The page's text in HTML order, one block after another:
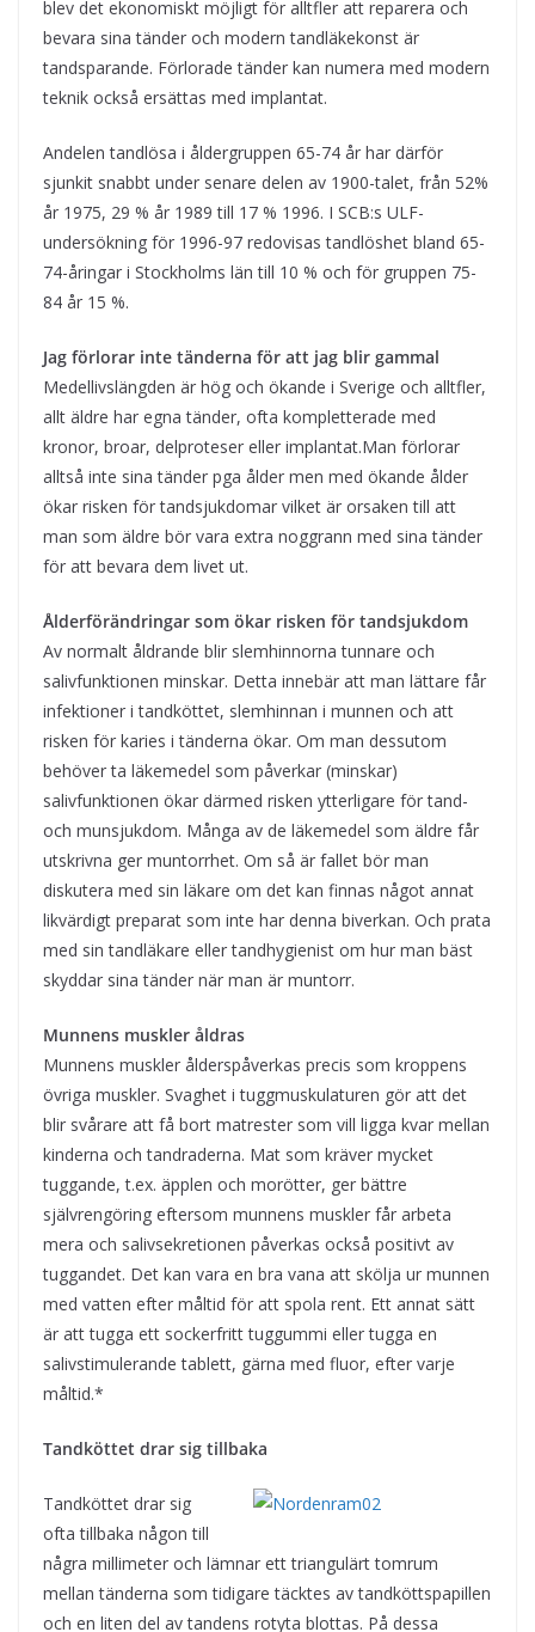
blev det ekonomiskt möjligt för alltfler att reparera och
bevara sina tänder och modern tandläkekonst är
tandsparande. Förlorade tänder kan numera med modern
teknik också ersättas med implantat.
Andelen tandlösa i åldergruppen 65-74 år har därför
sjunkit snabbt under senare delen av 1900-talet, från 52%
år 1975, 29 % år 1989 till 17 % 1996. I SCB:s ULF-
undersökning för 1996-97 redovisas tandlöshet bland 65-
74-åringar i Stockholms län till 10 % och för gruppen 75-
84 år 15 %.
Jag förlorar inte tänderna för att jag blir gammal
Medellivslängden är hög och ökande i Sverige och alltfler,
allt äldre har egna tänder, ofta kompletterade med
kronor, broar, delproteser eller implantat.Man förlorar
alltså inte sina tänder pga ålder men med ökande ålder
ökar risken för tandsjukdomar vilket är orsaken till att
man som äldre bör vara extra noggrann med sina tänder
för att bevara dem livet ut.
Ålderförändringar som ökar risken för tandsjukdom
Av normalt åldrande blir slemhinnorna tunnare och
salivfunktionen minskar. Detta innebär att man lättare får
infektioner i tandköttet, slemhinnan i munnen och att
risken för karies i tänderna ökar. Om man dessutom
behöver ta läkemedel som påverkar (minskar)
salivfunktionen ökar därmed risken ytterligare för tand-
och munsjukdom. Många av de läkemedel som äldre får
utskrivna ger muntorrhet. Om så är fallet bör man
diskutera med sin läkare om det kan finnas något annat
likvärdigt preparat som inte har denna biverkan. Och prata
med sin tandläkare eller tandhygienist om hur man bäst
skyddar sina tänder när man är muntorr.
Munnens muskler åldras
Munnens muskler ålderspåverkas precis som kroppens
övriga muskler. Svaghet i tuggmuskulaturen gör att det
blir svårare att få bort matrester som vill ligga kvar mellan
kinderna och tandraderna. Mat som kräver mycket
tuggande, t.ex. äpplen och morötter, ger bättre
självrengöring eftersom munnens muskler får arbeta
mera och salivsekretionen påverkas också positivt av
tuggandet. Det kan vara en bra vana att skölja ur munnen
med vatten efter måltid för att spola rent. Ett annat sätt
är att tugga ett sockerfritt tuggummi eller tugga en
salivstimulerande tablett, gärna med fluor, efter varje
måltid.*
Tandköttet drar sig tillbaka
Tandköttet drar sig
ofta tillbaka någon till
några millimeter och lämnar ett triangulärt tomrum
mellan tänderna som tidigare täcktes av tandköttspapillen
och en liten del av tandens rotyta blottas. På dessa